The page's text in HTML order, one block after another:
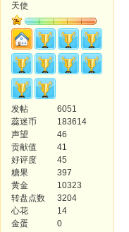
天使
发帖
6051
蕊迷币
183614
声望
46
贡献值
41
好评度
45
糖果
397
黄金
10323
转盘点数
3204
心花
14
金蛋
0